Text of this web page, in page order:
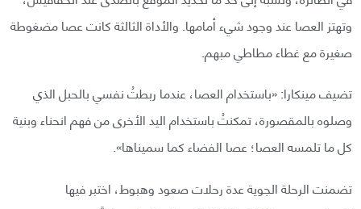
وتهتز العصا عند وجود شيء أمامها. والأداة الثالثة كانت عصا مضغوطة
صغيرة مع غطاء مطاطي مبهم.
تضيف مينكارا: «باستخدام العصا، عندما ربطتُ نفسي بالحبل الذي
وصلوه بالمقصورة، تمكنتُ باستخدام اليد الأخرى من فهم انحناء وبنية
كل ما تلمسه العصا؛ عصا الفضاء كما سميناها».
تضمنت الرحلة الجوية عدة رحلات صعود وهبوط، اختبر فيها